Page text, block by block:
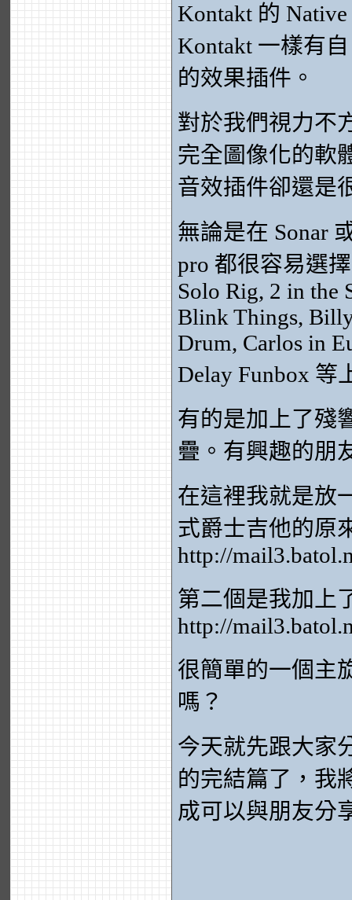
Kontakt 的
Kontakt 一樣有
的效果插件。
對於我們視力不
完全圖像化的軟
音效插件卻還是
無論是在 Sonar
pro 都很容易選
Solo Rig, 2 in the
Blink Things,
Drum, Carlos in
Delay Funbox 等
有的是加上了殘
疊。有興趣的朋
在這裡我就是放
式爵士吉他的原
http://
第二個是我加上
http://
很簡單的一個主
嗎？
今天就先跟大家
的完結篇了，我
成可以與朋友分